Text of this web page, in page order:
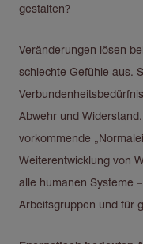
gestalten?
Veränderungen lösen
schlechte Gefühle aus.
Abwehr und
vorkommende
Weiterentwicklung von
alle humanen Systeme
Arbeitsgruppen und für